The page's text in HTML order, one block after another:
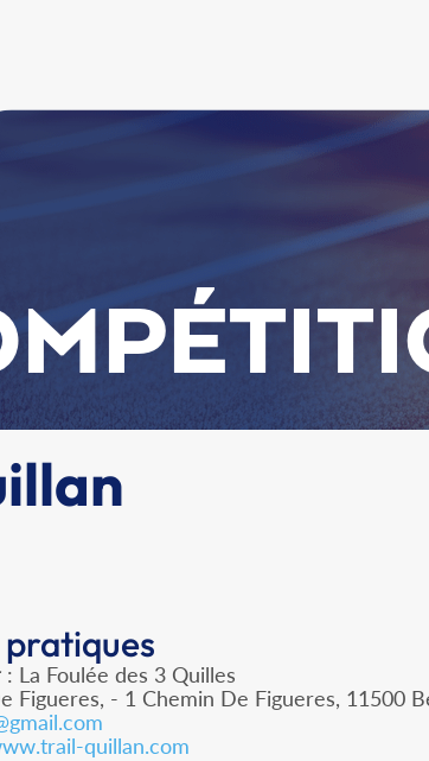
: La Foulée des 3 Quilles
Figueres, - 1 Chemin De Figueres, 11500
quillan.com